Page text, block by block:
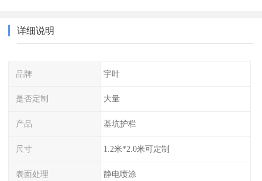
详细说明
品牌 宇叶
是否定制 大量
产品 基坑护栏
尺寸 1.2米*2.0米可定制
表面处理 静电喷涂